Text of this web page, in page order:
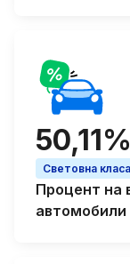
50,11%
Световна
Процент на
автомобили